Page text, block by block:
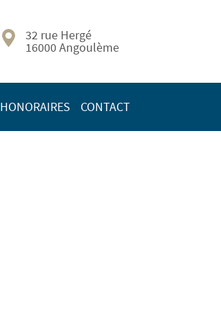
32 rue Hergé
16000 Angoulème
HONORAIRES CONTACT